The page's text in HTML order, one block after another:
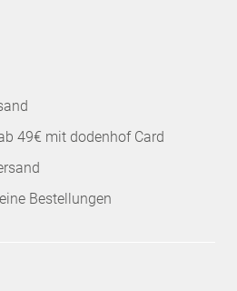
49€ mit dodenhof Card
Bestellungen